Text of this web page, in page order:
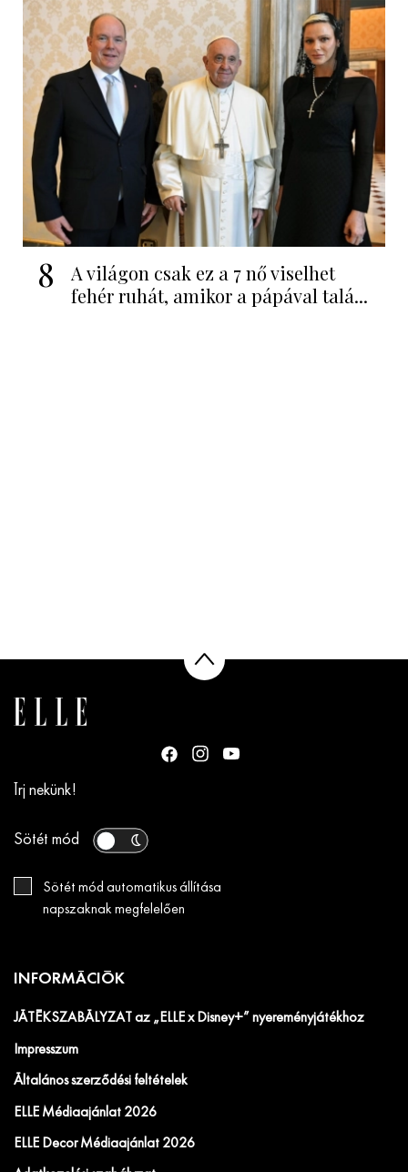
8
A világon csak ez a 7 nő viselhet
fehér ruhát, amikor a pápával talá...
Írj nekünk!
Sötét mód
Sötét mód automatikus állítása
napszaknak megfelelően
INFORMÁCIÓK
JÁTÉKSZABÁLYZAT az „ELLE x Disney+” nyereményjátékhoz
Impresszum
Általános szerződési feltételek
ELLE Médiaajánlat 2026
ELLE Decor Médiaajánlat 2026